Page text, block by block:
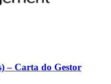
– Carta do Gestor